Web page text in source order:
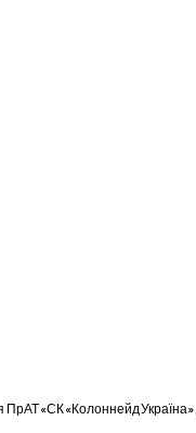
«СК «Колоннейд Україна»